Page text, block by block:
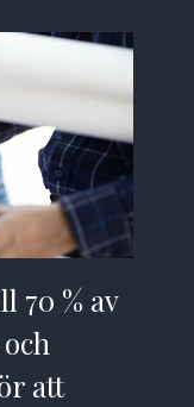
70 % av
att